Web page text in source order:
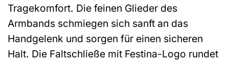
Tragekomfort. Die feinen Glieder des
Armbands schmiegen sich sanft an das
Handgelenk und sorgen für einen sicheren
Halt. Die Faltschließe mit Festina-Logo rundet